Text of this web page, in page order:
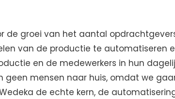
de groei van het aantal
van de productie te automatiseren
en de medewerkers in hun
geen mensen naar huis, omdat we
de echte kern, de